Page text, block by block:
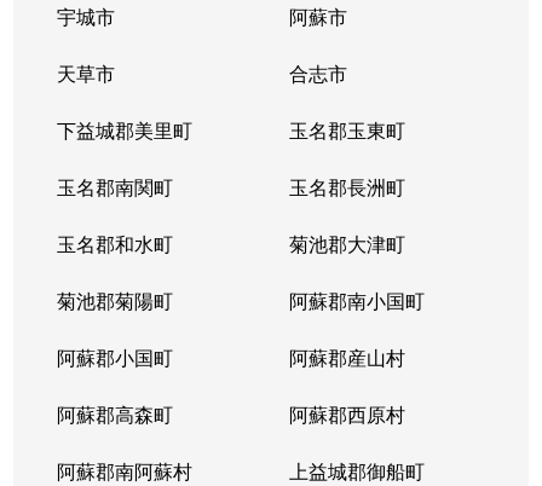
宇城市 阿蘇市
天草市 合志市
下益城郡美里町 玉名郡玉東町
玉名郡南関町 玉名郡長洲町
玉名郡和水町 菊池郡大津町
菊池郡菊陽町 阿蘇郡南小国町
阿蘇郡小国町 阿蘇郡産山村
阿蘇郡高森町 阿蘇郡西原村
阿蘇郡南阿蘇村 上益城郡御船町